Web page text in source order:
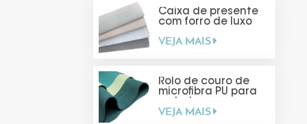
Caixa de presente
com forro de luxo
VEJA MAIS
Rolo de couro de
microfibra PU para
VEJA MAIS